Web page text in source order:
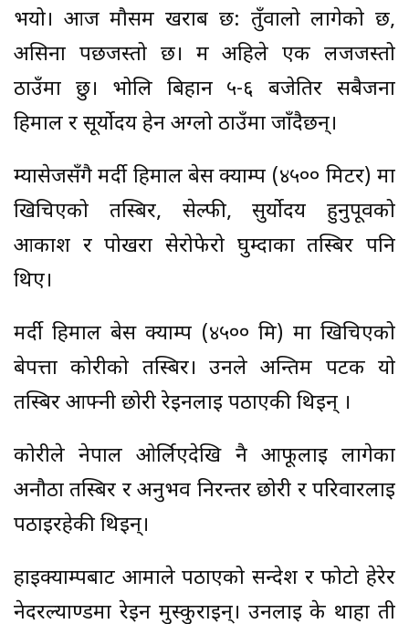
भयो। आज मौसम खराब छ: तुँवालो लागेको छ,
असिना पर्छजस्तो छ। म अहिले एक लजजस्तो
ठाउँमा छु। भोलि बिहान ५-६ बजेतिर सबैजना
हिमाल र सूर्योदय हेर्न अग्लो ठाउँमा जाँदैछन्।
म्यासेजसँगै मर्दी हिमाल बेस क्याम्प (४५०० मिटर) मा
खिचिएको तस्बिर, सेल्फी, सुर्योदय हुनुपूर्वको
आकाश र पोखरा सेरोफेरो घुम्दाका तस्बिर पनि
थिए।
मर्दी हिमाल बेस क्याम्प (४५०० मि) मा खिचिएको
बेपत्ता कोरीको तस्बिर। उनले अन्तिम पटक यो
तस्बिर आफ्नी छोरी रेइनलाइ पठाएकी थिइन् ।
कोरीले नेपाल ओर्लिएदेखि नै आफूलाई लागेका
अनौठा तस्बिर र अनुभव निरन्तर छोरी र परिवारलाई
पठाइरहेकी थिइन्।
हाइक्याम्पबाट आमाले पठाएको सन्देश र फोटो हेरेर
नेदरल्याण्डमा रेइन मुस्कुराइन्। उनलाई के थाहा ती